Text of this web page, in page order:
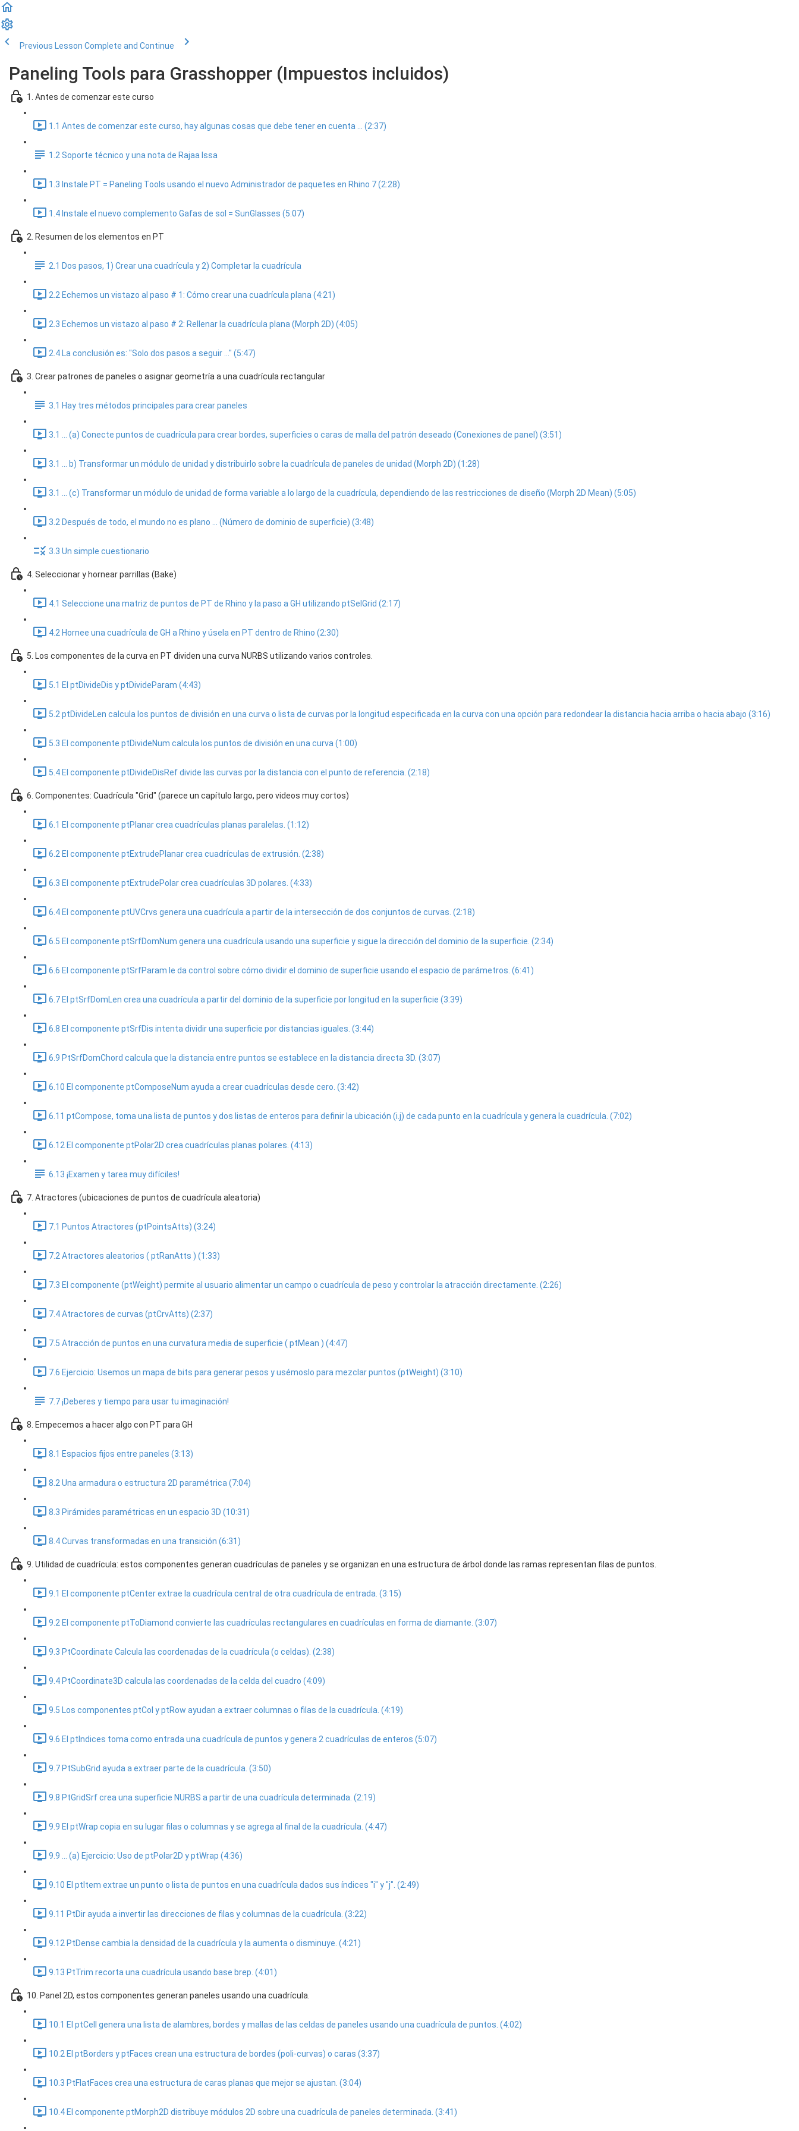
Previous Lesson Complete and Continue
Paneling Tools para Grasshopper (Impuestos incluidos)
1. Antes de comenzar este curso
1.1 Antes de comenzar este curso, hay algunas cosas que debe tener en cuenta ... (2:37)
1.2 Soporte técnico y una nota de Rajaa Issa
1.3 Instale PT = Paneling Tools usando el nuevo Administrador de paquetes en Rhino 7 (2:28)
1.4 Instale el nuevo complemento Gafas de sol = SunGlasses (5:07)
2. Resumen de los elementos en PT
2.1 Dos pasos, 1) Crear una cuadrícula y 2) Completar la cuadrícula
2.2 Echemos un vistazo al paso # 1: Cómo crear una cuadrícula plana (4:21)
2.3 Echemos un vistazo al paso # 2: Rellenar la cuadrícula plana (Morph 2D) (4:05)
2.4 La conclusión es: "Solo dos pasos a seguir ..." (5:47)
3. Crear patrones de paneles o asignar geometría a una cuadrícula rectangular
3.1 Hay tres métodos principales para crear paneles
3.1 ... (a) Conecte puntos de cuadrícula para crear bordes, superficies o caras de malla del patrón deseado (Conexiones de panel) (3:51)
3.1 ... b) Transformar un módulo de unidad y distribuirlo sobre la cuadrícula de paneles de unidad (Morph 2D) (1:28)
3.1 ... (c) Transformar un módulo de unidad de forma variable a lo largo de la cuadrícula, dependiendo de las restricciones de diseño (Morph 2D Mean) (5:05)
3.2 Después de todo, el mundo no es plano ... (Número de dominio de superficie) (3:48)
3.3 Un simple cuestionario
4. Seleccionar y hornear parrillas (Bake)
4.1 Seleccione una matriz de puntos de PT de Rhino y la paso a GH utilizando ptSelGrid (2:17)
4.2 Hornee una cuadrícula de GH a Rhino y úsela en PT dentro de Rhino (2:30)
5. Los componentes de la curva en PT dividen una curva NURBS utilizando varios controles.
5.1 El ptDivideDis y ptDivideParam (4:43)
5.2 ptDivideLen calcula los puntos de división en una curva o lista de curvas por la longitud especificada en la curva con una opción para redondear la distancia hacia arriba o hacia abajo (3:16)
5.3 El componente ptDivideNum calcula los puntos de división en una curva (1:00)
5.4 El componente ptDivideDisRef divide las curvas por la distancia con el punto de referencia. (2:18)
6. Componentes: Cuadrícula "Grid" (parece un capítulo largo, pero videos muy cortos)
6.1 El componente ptPlanar crea cuadrículas planas paralelas. (1:12)
6.2 El componente ptExtrudePlanar crea cuadrículas de extrusión. (2:38)
6.3 El componente ptExtrudePolar crea cuadrículas 3D polares. (4:33)
6.4 El componente ptUVCrvs genera una cuadrícula a partir de la intersección de dos conjuntos de curvas. (2:18)
6.5 El componente ptSrfDomNum genera una cuadrícula usando una superficie y sigue la dirección del dominio de la superficie. (2:34)
6.6 El componente ptSrfParam le da control sobre cómo dividir el dominio de superficie usando el espacio de parámetros. (6:41)
6.7 El ptSrfDomLen crea una cuadrícula a partir del dominio de la superficie por longitud en la superficie (3:39)
6.8 El componente ptSrfDis intenta dividir una superficie por distancias iguales. (3:44)
6.9 PtSrfDomChord calcula que la distancia entre puntos se establece en la distancia directa 3D. (3:07)
6.10 El componente ptComposeNum ayuda a crear cuadrículas desde cero. (3:42)
6.11 ptCompose, toma una lista de puntos y dos listas de enteros para definir la ubicación (i.j) de cada punto en la cuadrícula y genera la cuadrícula. (7:02)
6.12 El componente ptPolar2D crea cuadrículas planas polares. (4:13)
6.13 ¡Examen y tarea muy difíciles!
7. Atractores (ubicaciones de puntos de cuadrícula aleatoria)
7.1 Puntos Atractores (ptPointsAtts) (3:24)
7.2 Atractores aleatorios ( ptRanAtts ) (1:33)
7.3 El componente (ptWeight) permite al usuario alimentar un campo o cuadrícula de peso y controlar la atracción directamente. (2:26)
7.4 Atractores de curvas (ptCrvAtts) (2:37)
7.5 Atracción de puntos en una curvatura media de superficie ( ptMean ) (4:47)
7.6 Ejercicio: Usemos un mapa de bits para generar pesos y usémoslo para mezclar puntos (ptWeight) (3:10)
7.7 ¡Deberes y tiempo para usar tu imaginación!
8. Empecemos a hacer algo con PT para GH
8.1 Espacios fijos entre paneles (3:13)
8.2 Una armadura o estructura 2D paramétrica (7:04)
8.3 Pirámides paramétricas en un espacio 3D (10:31)
8.4 Curvas transformadas en una transición (6:31)
9. Utilidad de cuadrícula: estos componentes generan cuadrículas de paneles y se organizan en una estructura de árbol donde las ramas representan filas de puntos.
9.1 El componente ptCenter extrae la cuadrícula central de otra cuadrícula de entrada. (3:15)
9.2 El componente ptToDiamond convierte las cuadrículas rectangulares en cuadrículas en forma de diamante. (3:07)
9.3 PtCoordinate Calcula las coordenadas de la cuadrícula (o celdas). (2:38)
9.4 PtCoordinate3D calcula las coordenadas de la celda del cuadro (4:09)
9.5 Los componentes ptCol y ptRow ayudan a extraer columnas o filas de la cuadrícula. (4:19)
9.6 El ptIndices toma como entrada una cuadrícula de puntos y genera 2 cuadrículas de enteros (5:07)
9.7 PtSubGrid ayuda a extraer parte de la cuadrícula. (3:50)
9.8 PtGridSrf crea una superficie NURBS a partir de una cuadrícula determinada. (2:19)
9.9 El ptWrap copia en su lugar filas o columnas y se agrega al final de la cuadrícula. (4:47)
9.9 ... (a) Ejercicio: Uso de ptPolar2D y ptWrap (4:36)
9.10 El ptItem extrae un punto o lista de puntos en una cuadrícula dados sus índices "i" y "j". (2:49)
9.11 PtDir ayuda a invertir las direcciones de filas y columnas de la cuadrícula. (3:22)
9.12 PtDense cambia la densidad de la cuadrícula y la aumenta o disminuye. (4:21)
9.13 PtTrim recorta una cuadrícula usando base brep. (4:01)
10. Panel 2D, estos componentes generan paneles usando una cuadrícula.
10.1 El ptCell genera una lista de alambres, bordes y mallas de las celdas de paneles usando una cuadrícula de puntos. (4:02)
10.2 El ptBorders y ptFaces crean una estructura de bordes (poli-curvas) o caras (3:37)
10.3 PtFlatFaces crea una estructura de caras planas que mejor se ajustan. (3:04)
10.4 El componente ptMorph2D distribuye módulos 2D sobre una cuadrícula de paneles determinada. (3:41)